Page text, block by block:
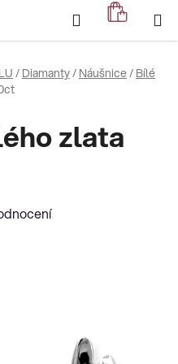
Hledat
KOŠÍK
/ Diamanty/ Náušnice/ Bílé
zlata